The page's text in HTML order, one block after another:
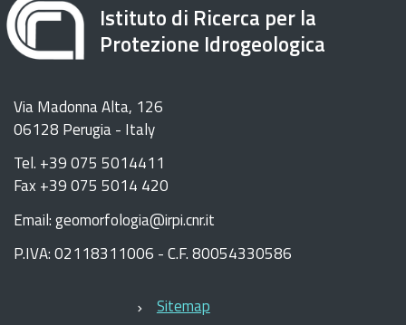
Istituto di Ricerca per la
Protezione Idrogeologica
Via Madonna Alta, 126
06128 Perugia - Italy
Tel. +39 075 5014411
Fax +39 075 5014 420
Email: geomorfologia@irpi.cnr.it
P.IVA: 02118311006 - C.F. 80054330586
Sitemap